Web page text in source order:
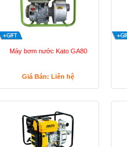
Máy bơm nước Kato GA80
Giá Bán: Liên hệ